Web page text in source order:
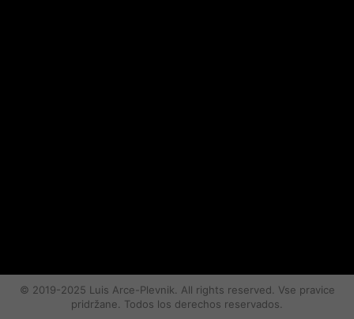
© 2019-2025 Luis Arce-Plevnik. All rights reserved. Vse pravice
pridržane. Todos los derechos reservados.